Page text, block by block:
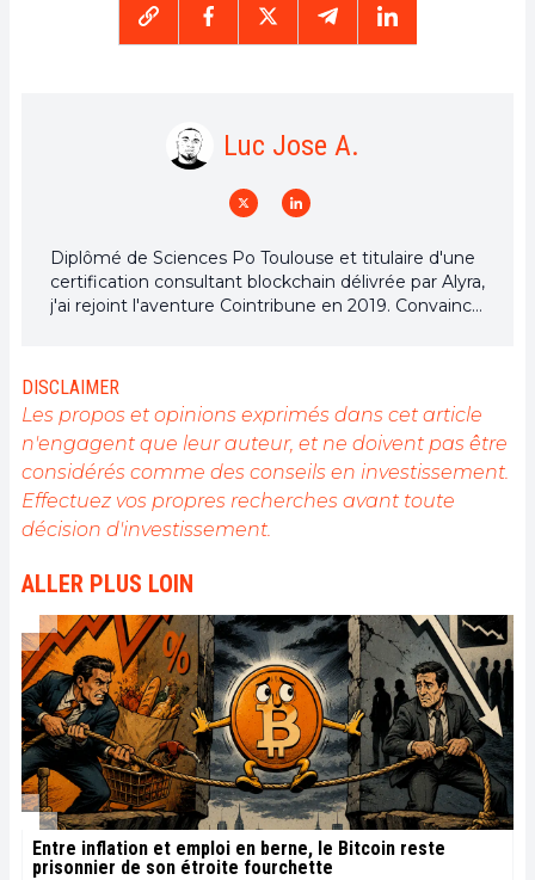
Luc Jose A.
Diplômé de Sciences Po Toulouse et titulaire d'une
certification consultant blockchain délivrée par Alyra,
j'ai rejoint l'aventure Cointribune en 2019. Convaincu
l'engagement de sensibiliser et d'informer le grand
public sur cet écosystème en constante évolution.
Mon objectif est de permettre à chacun de mieux
comprendre la blockchain et de saisir les
opportunités qu'elle offre. Je m'efforce chaque jour
de fournir une analyse objective de l'actualité, de
décrypter les tendances du marché, de relayer les
sociétaux de cette révolution en marche.
DISCLAIMER
Les propos et opinions exprimés dans cet article
n'engagent que leur auteur, et ne doivent pas être
considérés comme des conseils en investissement.
Effectuez vos propres recherches avant toute
décision d'investissement.
ALLER PLUS LOIN
Entre inflation et emploi en berne, le Bitcoin reste
prisonnier de son étroite fourchette